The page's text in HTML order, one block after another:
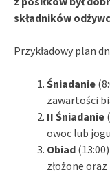
składników
Przykładowy plan
Śniadanie
zawartości
II Śniadanie
owoc lub
Obiad
złożone oraz